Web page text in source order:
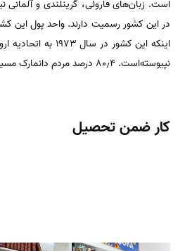
است. زبان‌های فاروئی، گرینلندی و آلمانی
در این کشور رسمیت دارند. واحد پول این
اینکه این کشور در سال
نپیوسته‌است. ۸۰٫۴ درصد مردم دانمارک مسیحی لوتری هستند.
کار ضمن تحصیل